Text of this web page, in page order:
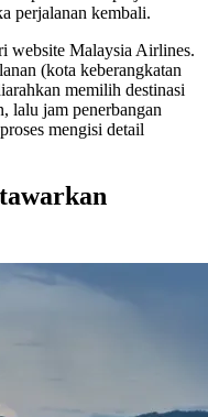
perjalanan kembali.
website Malaysia Airlines.
(kota keberangkatan
memilih destinasi
lalu jam penerbangan
mengisi detail